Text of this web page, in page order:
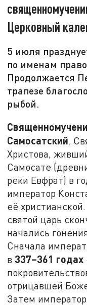
Церковный
5 июля
по именам
Продолжается
трапезе
рыбой.
Самосатский.
Христова,
Самосате
реки Евфрат) в
император
её
святой царь
начались
Сначала
в 337–361 годах
отрицавшей
Затем